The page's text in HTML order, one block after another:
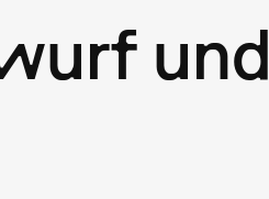
und